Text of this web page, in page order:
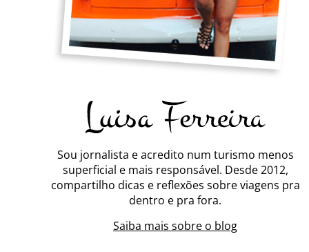
Sou jornalista e acredito num turismo menos
superficial e mais responsável. Desde 2012,
compartilho dicas e reflexões sobre viagens pra
dentro e pra fora.
Saiba mais sobre o blog